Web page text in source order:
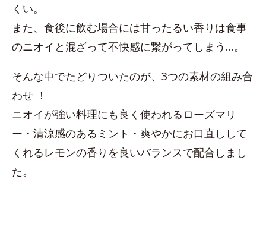
くい。
また、食後に飲む場合には甘ったるい香りは食事
のニオイと混ざって不快感に繋がってしまう…。
そんな中でたどりついたのが、3つの素材の組み合
わせ ！
ニオイが強い料理にも良く使われるローズマリ
ー・清涼感のあるミント・爽やかにお口直しして
くれるレモンの香りを良いバランスで配合しまし
た。